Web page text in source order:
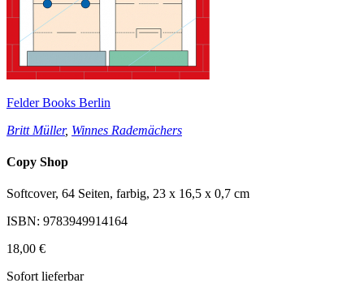
Felder Books Berlin
Britt Müller, Winnes Rademächers
Copy Shop
Softcover, 64 Seiten, farbig, 23 x 16,5 x 0,7 cm
ISBN: 9783949914164
18,00 €
Sofort lieferbar